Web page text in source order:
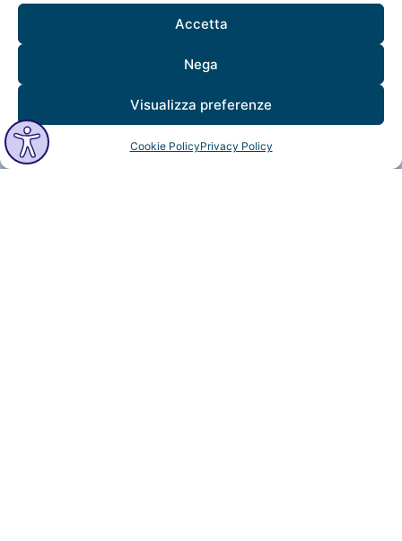
Accetta
Nega
Visualizza preferenze
Cookie PolicyPrivacy Policy